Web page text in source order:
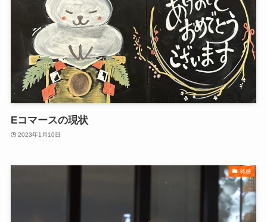
Eコマースの現状
2023年1月10日
雑感